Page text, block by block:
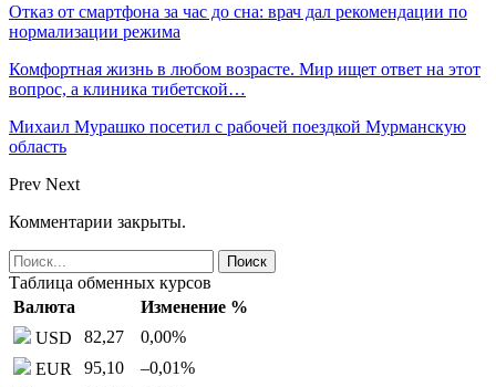
Отказ от смартфона за час до сна: врач дал рекомендации по
нормализации режима
Комфортная жизнь в любом возрасте. Мир ищет ответ на этот
вопрос, а клиника тибетской…
Михаил Мурашко посетил с рабочей поездкой Мурманскую
область
Prev Next
Комментарии закрыты.
Таблица обменных курсов
Валюта
Изменение %
USD
82,27 0,00%
EUR
95,10 –0,01%